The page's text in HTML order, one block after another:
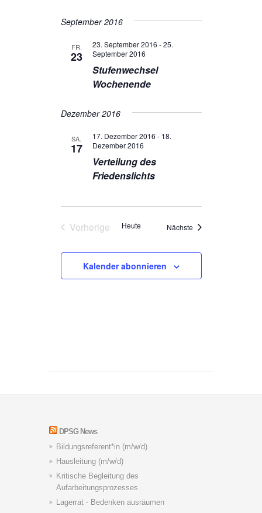
September 2016
FR.
23
Stufenwechsel
Wochenende
23. September 2016 -25.
September 2016
Dezember 2016
SA.
17
Verteilung des
Friedenslichts
17. Dezember 2016 - 18.
Dezember 2016
Vorherige
Heute NächsteVeranstaltungen
Kalender abonnieren
DPSG News
Bildungsreferent*in (m/w/d)
Hausleitung (m/w/d)
Kritische Begleitung des
Aufarbeitungsprozesses
Lagerrat - Bedenken ausräumen